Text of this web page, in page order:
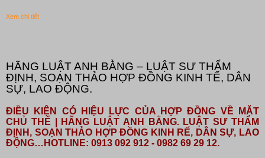
Xem chi tiết
HÃNG LUẬT ANH BẰNG – LUẬT SƯ THẨM
ĐỊNH, SOẠN THẢO HỢP ĐỒNG KINH TẾ, DÂN
SỰ, LAO ĐỘNG.
ĐIỀU KIỆN CÓ HIỆU LỰC CỦA HỢP ĐỒNG VỀ MẶT
CHỦ THỂ | HÃNG LUẬT ANH BẰNG. LUẬT SƯ THẨM
ĐỊNH, SOẠN THẢO HỢP ĐỒNG KINH RẾ, DÂN SỰ, LAO
ĐỘNG…HOTLINE: 0913 092 912 - 0982 69 29 12.